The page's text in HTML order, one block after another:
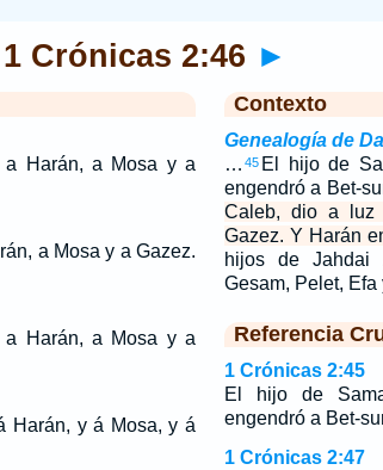
1 Crónicas 2:46 ►
Harán, a Mosa y a
a Mosa y a Gazez.
Harán, a Mosa y a
Harán, y á Mosa, y á
Contexto
Genealogía de
… 45 El hijo de
engendró a Bet-
Caleb, dio a
Gazez. Y Harán
hijos de Jahdai
Gesam, Pelet,
Referencia
1 Crónicas 2:45
El hijo de
engendró a Bet-
1 Crónicas 2:47